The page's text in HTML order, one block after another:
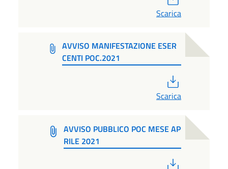
Scarica
AVVISO MANIFESTAZIONE ESER
CENTI POC.2021
Scarica
AVVISO PUBBLICO POC MESE AP
RILE 2021